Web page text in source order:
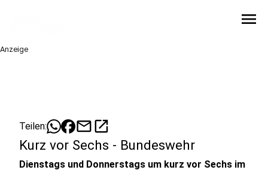
menu
Anzeige
Teilen: mailopen_in_new
Kurz vor Sechs - Bundeswehr
Dienstags und Donnerstags um kurz vor Sechs im